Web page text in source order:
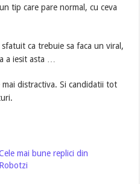
tip care pare normal, cu ceva
ca trebuie sa faca un viral,
a iesit asta …
mai distractiva. Si candidatii tot
mai bune replici din
Robotzi